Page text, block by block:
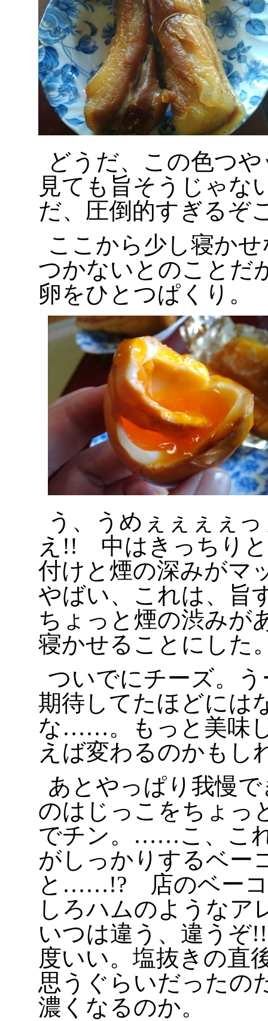
どうだ、この色つ
見ても旨そうじゃ
だ、圧倒的すぎるぞ
ここから少し寝か
つかないとのことだ
卵をひとつぱくり。
う、うめぇぇぇぇ
え!! 中はきっちり
付けと煙の深みがマ
やばい、これは、
ちょっと煙の渋みが
寝かせることにした
ついでにチーズ。
期待してたほどには
な……。もっと美味
えば変わるのかもし
あとやっぱり我慢
のはじっこをちょっ
でチン。……こ、こ
がしっかりするベー
と……!? 店のベーコ
しろハムのようなア
いつは違う、違う
度いい。塩抜きの直
思うぐらいだったの
濃くなるのか。